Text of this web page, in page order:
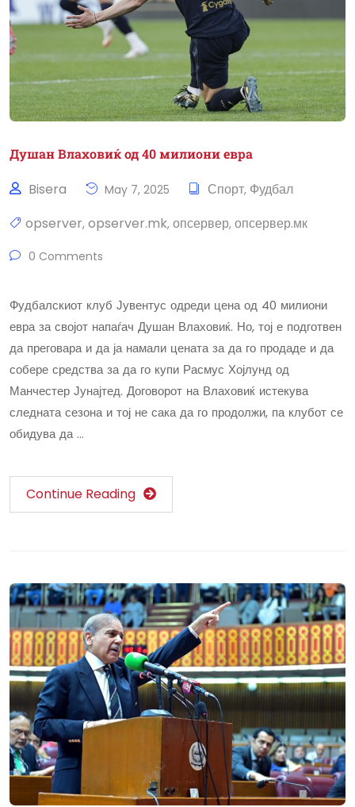
Душан Влаховиќ од 40 милиони евра
Bisera May 7, 2025 Спорт, Фудбал
opserver, opserver.mk, опсервер, опсервер.мк
0 Comments
Фудбалскиот клуб Јувентус одреди цена од 40 милиони
евра за својот напаѓач Душан Влаховиќ. Но, тој е подготвен
да преговара и да ја намали цената за да го продаде и да
собере средства за да го купи Расмус Хојлунд од
Манчестер Јунајтед. Договорот на Влаховиќ истекува
следната сезона и тој не сака да го продолжи, па клубот се
обидува да …
Continue Reading